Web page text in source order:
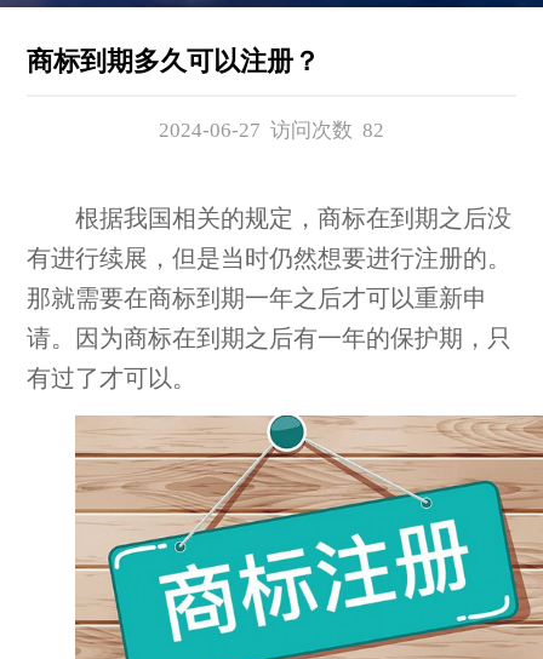
商标到期多久可以注册？
2024-06-27 访问次数 82
根据我国相关的规定，商标在到期之后没
有进行续展，但是当时仍然想要进行注册的。
那就需要在商标到期一年之后才可以重新申
请。因为商标在到期之后有一年的保护期，只
有过了才可以。